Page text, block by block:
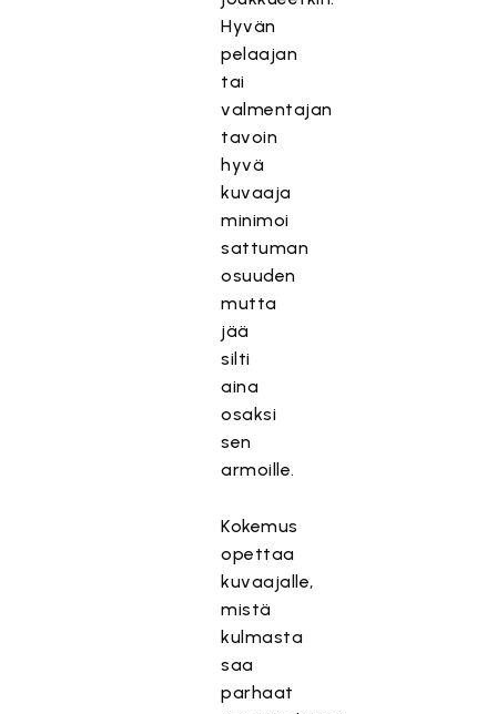
Hyvän
pelaajan
tai
valmentajan
tavoin
hyvä
kuvaaja
minimoi
sattuman
osuuden
mutta
jää
silti
aina
osaksi
sen
armoille.
Kokemus
opettaa
kuvaajalle,
mistä
kulmasta
saa
parhaat